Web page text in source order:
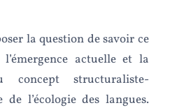
la question de savoir ce
actuelle et la
concept structuraliste-
l’écologie des langues.